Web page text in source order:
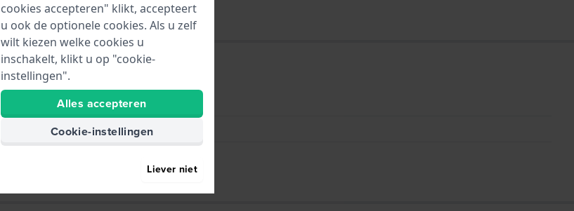
HWG
One watch strap loop
cookies accepteren" klikt, accepteert
u ook de optionele cookies. Als u zelf
wilt kiezen welke cookies u
inschakelt, klikt u op "cookie-
instellingen".
Alles accepteren
Cookie-instellingen
Liever niet